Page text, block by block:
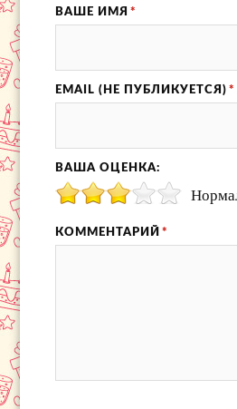
ВАШЕ ИМЯ *
EMAIL (НЕ ПУБЛИКУЕТСЯ) *
ВАША ОЦЕНКА:
КОММЕНТАРИЙ *